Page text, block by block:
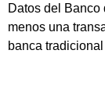
Datos del Banco
menos una
banca